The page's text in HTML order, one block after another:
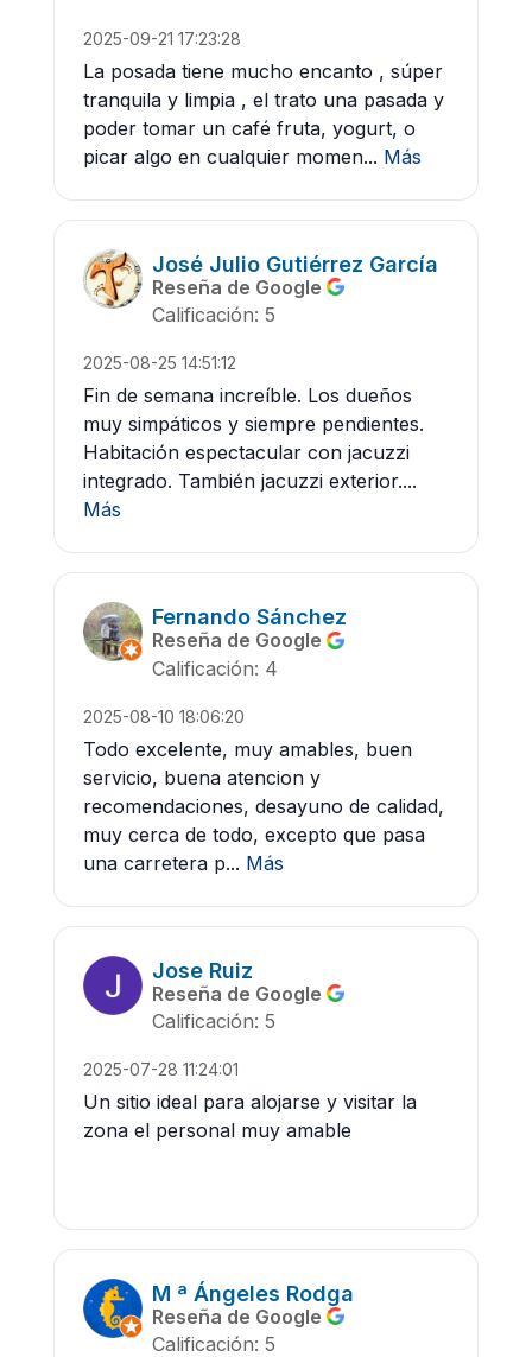
2025-09-21 17:23:28
La posada tiene mucho encanto , súper
tranquila y limpia , el trato una pasada y
poder tomar un café fruta, yogurt, o
picar algo en cualquier momen... Más
José Julio Gutiérrez García
Reseña de Google
Calificación: 5
2025-08-25 14:51:12
Fin de semana increíble. Los dueños
muy simpáticos y siempre pendientes.
Habitación espectacular con jacuzzi
integrado. También jacuzzi exterior....
Más
Fernando Sánchez
Reseña de Google
Calificación: 4
2025-08-10 18:06:20
Todo excelente, muy amables, buen
servicio, buena atencion y
recomendaciones, desayuno de calidad,
muy cerca de todo, excepto que pasa
una carretera p... Más
Jose Ruiz
Reseña de Google
Calificación: 5
2025-07-28 11:24:01
Un sitio ideal para alojarse y visitar la
zona el personal muy amable
M ª Ángeles Rodga
Reseña de Google
Calificación: 5